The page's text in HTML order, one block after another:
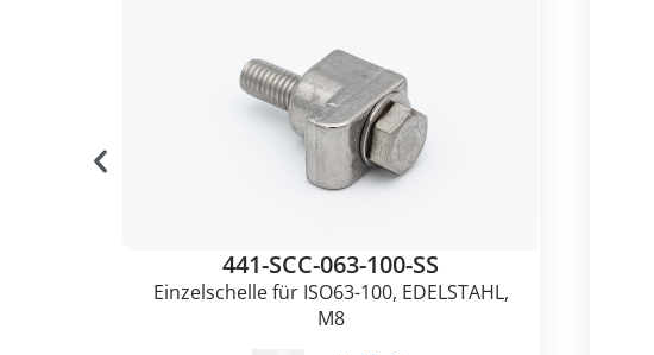
441-SCC-063-100-SS
Einzelschelle für ISO63-100, EDELSTAHL,
M8